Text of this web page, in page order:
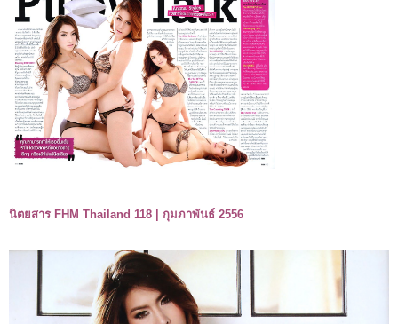
นิตยสาร FHM Thailand 118 | กุมภาพันธ์ 2556